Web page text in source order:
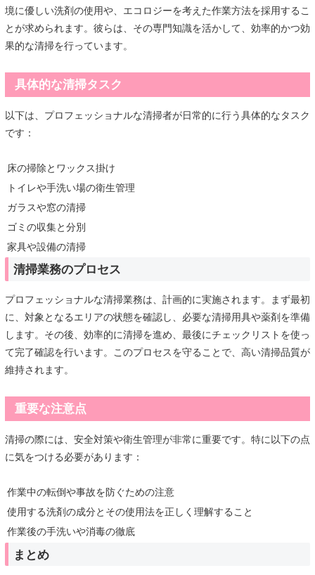
境に優しい洗剤の使用や、エコロジーを考えた作業方法を採用するこ
とが求められます。彼らは、その専門知識を活かして、効率的かつ効
果的な清掃を行っています。
具体的な清掃タスク
以下は、プロフェッショナルな清掃者が日常的に行う具体的なタスク
です：
床の掃除とワックス掛け
トイレや手洗い場の衛生管理
ガラスや窓の清掃
ゴミの収集と分別
家具や設備の清掃
清掃業務のプロセス
プロフェッショナルな清掃業務は、計画的に実施されます。まず最初
に、対象となるエリアの状態を確認し、必要な清掃用具や薬剤を準備
します。その後、効率的に清掃を進め、最後にチェックリストを使っ
て完了確認を行います。このプロセスを守ることで、高い清掃品質が
維持されます。
重要な注意点
清掃の際には、安全対策や衛生管理が非常に重要です。特に以下の点
に気をつける必要があります：
作業中の転倒や事故を防ぐための注意
使用する洗剤の成分とその使用法を正しく理解すること
作業後の手洗いや消毒の徹底
まとめ